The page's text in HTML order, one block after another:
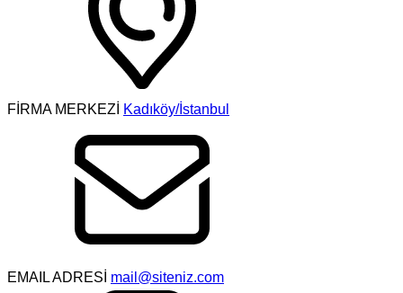
FİRMA MERKEZİ Kadıköy/İstanbul
EMAIL ADRESİ mail@siteniz.com